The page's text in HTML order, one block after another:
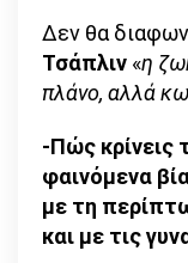
Δεν θα
Τσάπλιν «η
πλάνο, αλλά
-Πώς κρίνεις
φαινόμενα
με τη
και με τις